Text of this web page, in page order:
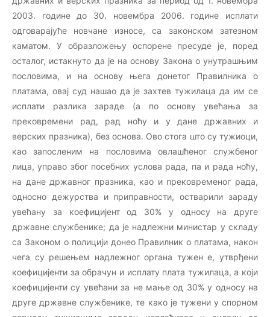
2003. године до 30. новембра 2006. године исплати
одговарајуће новчане износе, са законском затезном
каматом. У образложењу оспорене пресуде је, поред
осталог, истакнуто да је на основу Закона о унутрашњим
пословима, и на основу њега донетог Правилника о
платама, овај суд нашао да је захтев тужилаца да им се
исплати разлика зараде (а по основу увећања за
прековремени рад, рад ноћу и у дане државних и
верских празника), без основа. Ово стога што су тужиоци,
као запосленим на пословима овлашћеног службеног
лица, управо због посебних услова рада, па и рада ноћу,
на дане државног празника, као и прековременог рада,
односно дежурства и приправности, остварили зараду
увећану за коефицијент од 30% у односу на друге
државне службенике; да је надлежни министар у складу
са Законом о полицији донео Правилник о платама, након
чега су решењем надлежног органа тужен е, утврђени
коефицијенти за обрачун и исплату плата тужилаца, а који
коефицијенти су увећани за не мање од 30% у односу на
друге државне службенике, те како је тужени у спорном